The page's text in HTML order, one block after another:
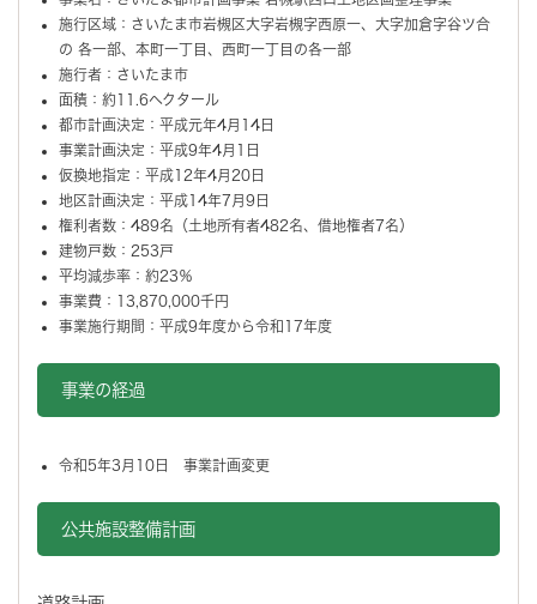
施行区域：さいたま市岩槻区大字岩槻字西原一、大字加倉字谷ツ合
の 各一部、本町一丁目、西町一丁目の各一部
施行者：さいたま市
面積：約11.6ヘクタール
都市計画決定：平成元年4月14日
事業計画決定：平成9年4月1日
仮換地指定：平成12年4月20日
地区計画決定：平成14年7月9日
権利者数：489名（土地所有者482名、借地権者7名）
建物戸数：253戸
平均減歩率：約23％
事業費：13,870,000千円
事業施行期間：平成9年度から令和17年度
事業の経過
令和5年3月10日 事業計画変更
公共施設整備計画